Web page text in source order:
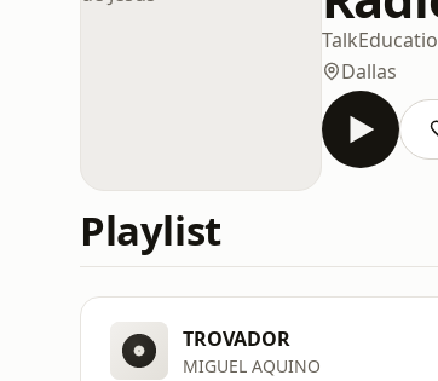
Talk
Dallas
Playlist
TROVADOR
MIGUEL AQUINO